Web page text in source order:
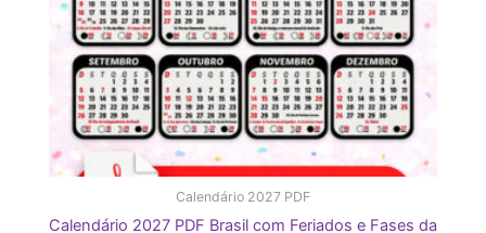
Calendário 2027 PDF
Calendário 2027 PDF Brasil com Feriados e Fases da